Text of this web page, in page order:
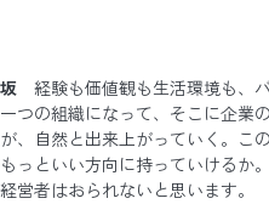
坂 経験も価値観も生活環境も、
一つの組織になって、そこに企業
が、自然と出来上がっていく。こ
もっといい方向に持っていけるか
経営者はおられないと思います。